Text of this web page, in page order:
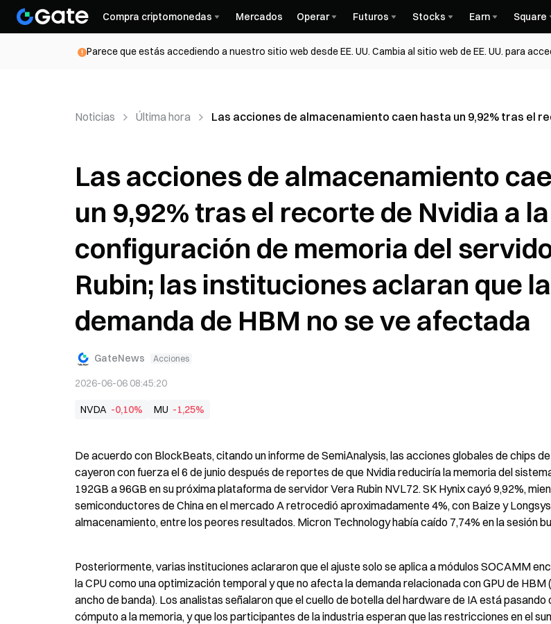
Compra criptomonedas Mercados Operar Futuros Stocks Earn Square
Parece que estás accediendo a nuestro sitio web desde EE. UU. Cambia al sitio web de EE. UU. para
Noticias Última hora Las acciones de almacenamiento caen hasta un 9,92% tras el
Las acciones de almacenamiento
un 9,92% tras el recorte de Nvidia a la
configuración de memoria del
Rubin; las instituciones aclaran que la
demanda de HBM no se ve afectada
GateNews Acciones
2026-06-06 08:45:20
NVDA -0,10% MU -1,25%
De acuerdo con BlockBeats, citando un informe de SemiAnalysis, las acciones globales de chips
cayeron con fuerza el 6 de junio después de reportes de que Nvidia reduciría la memoria del
192GB a 96GB en su próxima plataforma de servidor Vera Rubin NVL72. SK Hynix cayó 9,92%,
semiconductores de China en el mercado A retrocedió aproximadamente 4%, con Baize y
almacenamiento, entre los peores resultados. Micron Technology había caído 7,74% en la sesión
Posteriormente, varias instituciones aclararon que el ajuste solo se aplica a módulos SOCAMM
la CPU como una optimización temporal y que no afecta la demanda relacionada con GPU de HBM
ancho de banda). Los analistas señalaron que el cuello de botella del hardware de IA está pasando
cómputo a la memoria, y que los participantes de la industria esperan que las restricciones en el